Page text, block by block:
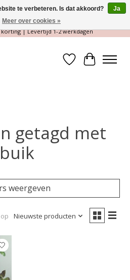
& Spirituele winkel | Gratis verzending >
korting | Levertijd 1-2 werkdagen
Verlanglijst
getagd met
buik
weergeven
Nieuwste producten
te verbeteren. Is dat akkoord?
Ja
Meer over cookies »